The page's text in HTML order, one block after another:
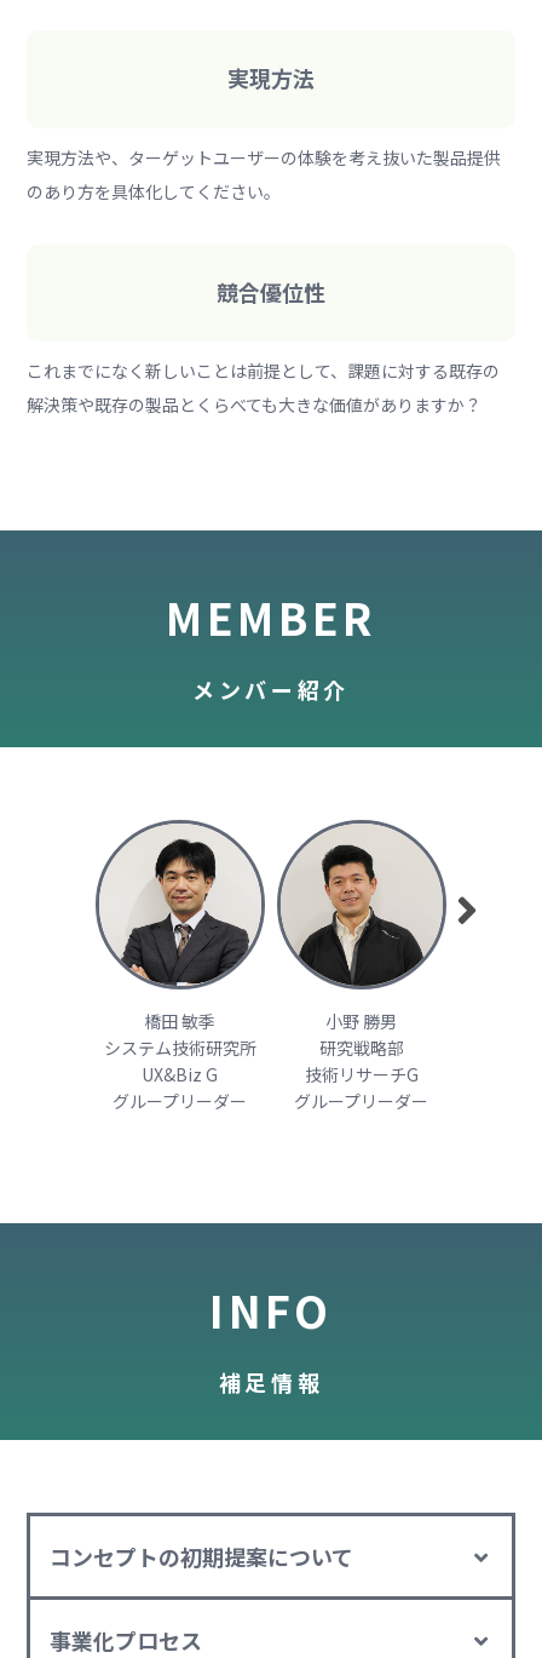
実現方法
実現方法や、ターゲットユーザーの体験を考え抜いた製品提供
のあり方を具体化してください。
競合優位性
これまでになく新しいことは前提として、課題に対する既存の
解決策や既存の製品とくらべても大きな価値がありますか？
MEMBER
メンバー紹介
橋田 敏季
システム技術研究所
UX&Biz G
グループリーダー
小野 勝男
研究戦略部
技術リサーチG
グループリーダー
INFO
補足情報
コンセプトの初期提案について
事業化プロセス